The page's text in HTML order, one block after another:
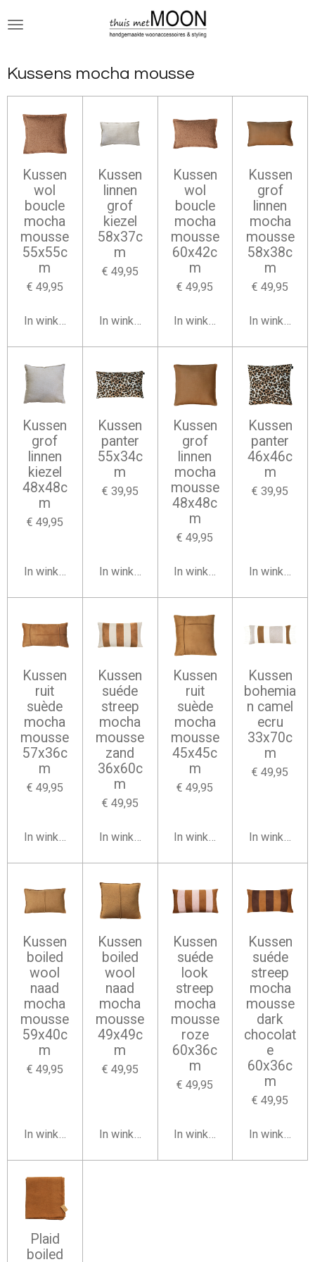
direct
de
hoofdinhoud
Kussens mocha mousse
Kussen
wol
boucle
mocha
mousse
55x55c
m
€ 49,95
In winkelwagen
Kussen
linnen
grof
kiezel
58x37c
m
€ 49,95
In winkelwagen
Kussen
wol
boucle
mocha
mousse
60x42c
m
€ 49,95
In winkelwagen
Kussen
grof
linnen
mocha
mousse
58x38c
m
€ 49,95
In
Kussen
grof
linnen
kiezel
48x48c
m
€ 49,95
In winkelwagen
Kussen
panter
55x34c
m
€ 39,95
In winkelwagen
Kussen
grof
linnen
mocha
mousse
48x48c
m
€ 49,95
In winkelwagen
Kussen
panter
46x46c
m
€ 39,95
In
Kussen
ruit
suède
mocha
mousse
57x36c
m
€ 49,95
In winkelwagen
Kussen
suéde
streep
mocha
mousse
zand
36x60c
m
€ 49,95
In winkelwagen
Kussen
ruit
suède
mocha
mousse
45x45c
m
€ 49,95
In winkelwagen
Kussen
bohemia
n camel
ecru
33x70c
m
€ 49,95
In
Kussen
boiled
wool
naad
mocha
mousse
59x40c
m
€ 49,95
In winkelwagen
Kussen
boiled
wool
naad
mocha
mousse
49x49c
m
€ 49,95
In winkelwagen
Kussen
suéde
look
streep
mocha
mousse
roze
60x36c
m
€ 49,95
In winkelwagen
Kussen
suéde
streep
mocha
mousse
dark
chocolat
e
60x36c
m
€ 49,95
In
Plaid
boiled